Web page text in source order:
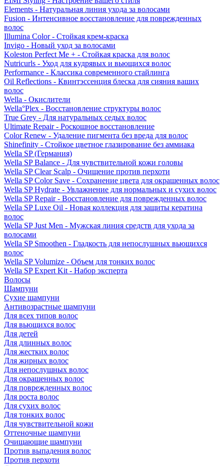
Elements - Натуральная линия ухода за волосами
Fusion - Интенсивное восстановление для поврежденных
волос
Illumina Color - Стойкая крем-краска
Invigo - Новый уход за волосами
Koleston Perfect Me + - Стойкая краска для волос
Nutricurls - Уход для кудрявых и вьющихся волос
Performance - Классика современного стайлинга
Oil Reflections - Квинтэссенция блеска для сияния ваших
волос
Wella - Окислители
Wella°Plex - Восстановление структуры волос
True Grey - Для натуральных седых волос
Ultimate Repair - Роскошное восстановление
Color Renew - Удаление пигмента без вреда для волос
Shinefinity - Стойкое цветное глазирование без аммиака
Wella SP (Германия)
Wella SP Balance - Для чувствительной кожи головы
Wella SP Clear Scalp - Очищение против перхоти
Wella SP Color Save - Сохранение цвета для окрашенных волос
Wella SP Hydrate - Увлажнение для нормальных и сухих волос
Wella SP Repair - Восстановление для поврежденных волос
Wella SP Luxe Oil - Новая коллекция для защиты кератина
волос
Wella SP Just Men - Мужская линия средств для ухода за
волосами
Wella SP Smoothen - Гладкость для непослушных вьющихся
волос
Wella SP Volumize - Объем для тонких волос
Wella SP Expert Kit - Набор эксперта
Волосы
Шампуни
Сухие шампуни
Антивозрастные шампуни
Для всех типов волос
Для вьющихся волос
Для детей
Для длинных волос
Для жестких волос
Для жирных волос
Для непослушных волос
Для окрашенных волос
Для поврежденных волос
Для роста волос
Для сухих волос
Для тонких волос
Для чувствительной кожи
Оттеночные шампуни
Очищающие шампуни
Против выпадения волос
Против перхоти